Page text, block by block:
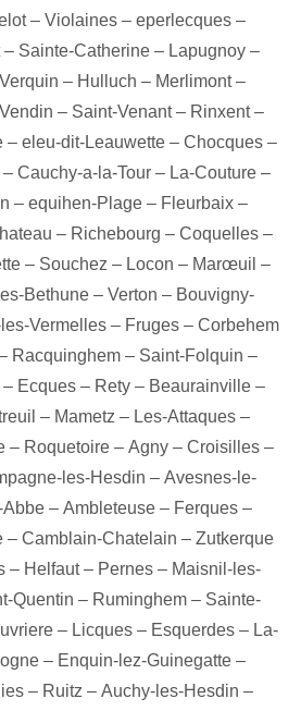
– Violaines– eperlecques–
– Sainte-Catherine – Lapugnoy –
Verquin – Hulluch – Merlimont–
– Saint-Venant– Rinxent–
– eleu-dit-Leauwette– Chocques–
Cauchy-a-la-Tour– La-Couture–
– equihen-Plage– Fleurbaix–
– Richebourg – Coquelles –
– Souchez – Locon – Marœuil –
Bethune– Verton – Bouvigny-
Vermelles– Fruges– Corbehem
Racquinghem – Saint-Folquin –
– Ecques – Rety – Beaurainville –
– Mametz – Les-Attaques –
– Roquetoire – Agny – Croisilles –
les-Hesdin – Avesnes-le-
Abbe – Ambleteuse – Ferques –
– Camblain-Chatelain – Zutkerque
– Helfaut– Pernes– Maisnil-les-
Quentin – Ruminghem– Sainte-
– Licques – Esquerdes – La-
– Enquin-lez-Guinegatte –
– Ruitz – Auchy-les-Hesdin –